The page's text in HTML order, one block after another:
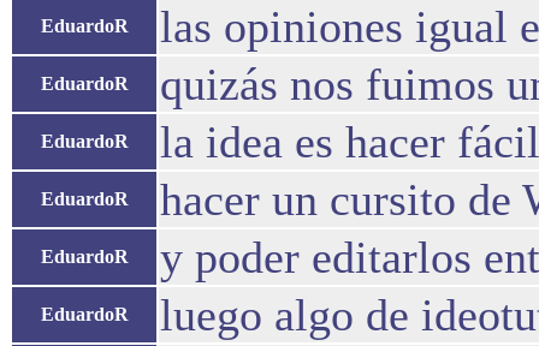
EduardoR las opiniones igual
EduardoR quizás nos fuimos
EduardoR la idea es hacer
EduardoR hacer un cursito de
EduardoR y poder editarlos
EduardoR luego algo de